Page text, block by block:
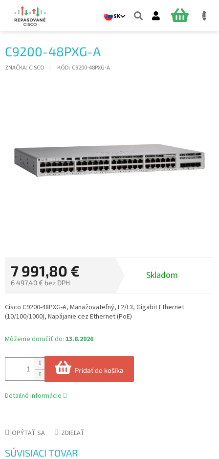
obsah
SK
C9200-48PXG-A
ZNAČKA: CISCO KÓD: C9200-48PXG-A
7 991,80 €
6 497,40 € bez DPH
cena:
Skladom
Môžeme doručiť do: 13.8.2026
Pridať do košíka
Cisco C9200-48PXG-A, Manažovateľný, L2/L3, Gigabit Ethernet
(10/100/1000), Napájanie cez Ethernet (PoE)
Detailné informácie
OPÝTAŤ SA ZDIEĽAŤ
SÚVISIACI TOVAR